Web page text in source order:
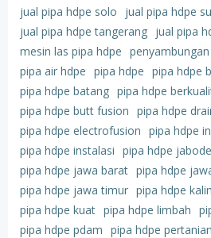
jual pipa hdpe solo
jual pipa hdpe
jual pipa hdpe tangerang jual pipa
mesin las pipa hdpe
pipa air hdpe pipa hdpe pipa hdpe
pipa hdpe batang pipa hdpe
pipa hdpe butt fusion pipa hdpe
pipa hdpe electrofusion pipa hdpe
pipa hdpe instalasi pipa hdpe
pipa hdpe jawa barat pipa hdpe
pipa hdpe jawa timur pipa hdpe
pipa hdpe kuat pipa hdpe limbah
pipa hdpe pdam pipa hdpe pertanian